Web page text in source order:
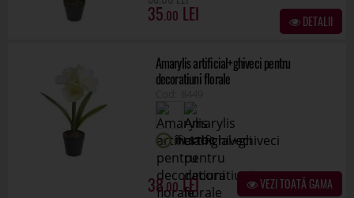
35.00 DETALII
Amarylis artificial+ghiveci pentru
decoratiuni florale
ÎN STOC
38.00 VEZI TOATĂ GAMA